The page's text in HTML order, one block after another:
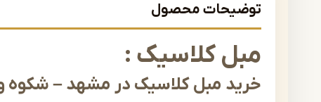
توضیحات محصول
مبل کلاسیک :
خرید مبل کلاسیک در مشهد – شکوه